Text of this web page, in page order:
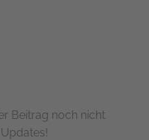
Beitrag noch nicht